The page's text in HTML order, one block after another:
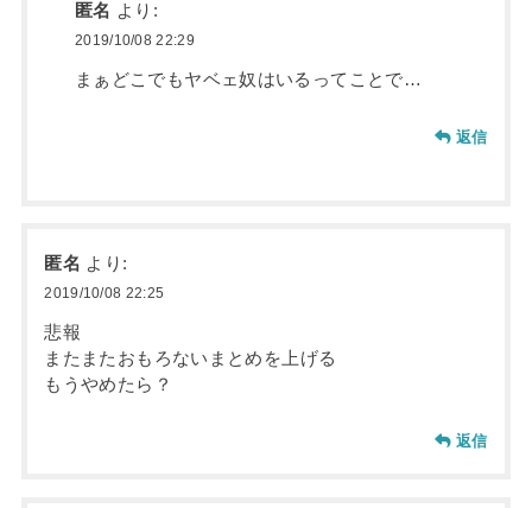
匿名 より:
2019/10/08 22:29
まぁどこでもヤベェ奴はいるってことで…
返信
匿名 より:
2019/10/08 22:25
悲報
またまたおもろないまとめを上げる
もうやめたら？
返信